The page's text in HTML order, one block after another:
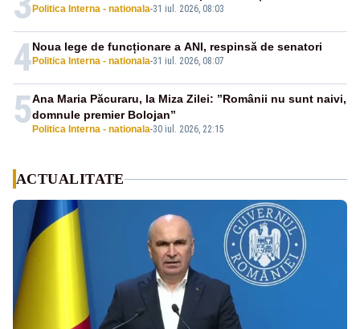
Politica Interna - nationala-31 iul. 2026, 08:03
4 Politica Interna - nationala-31 iul. 2026, 08:07
Noua lege de funcționare a ANI, respinsă de senatori
5 Politica Interna - nationala-30 iul. 2026, 22:15
Ana Maria Păcuraru, la Miza Zilei: ”Românii nu sunt naivi,
domnule premier Bolojan”
ACTUALITATE